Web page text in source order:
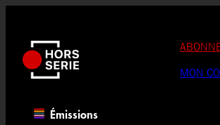
contenu
MON
Émissions